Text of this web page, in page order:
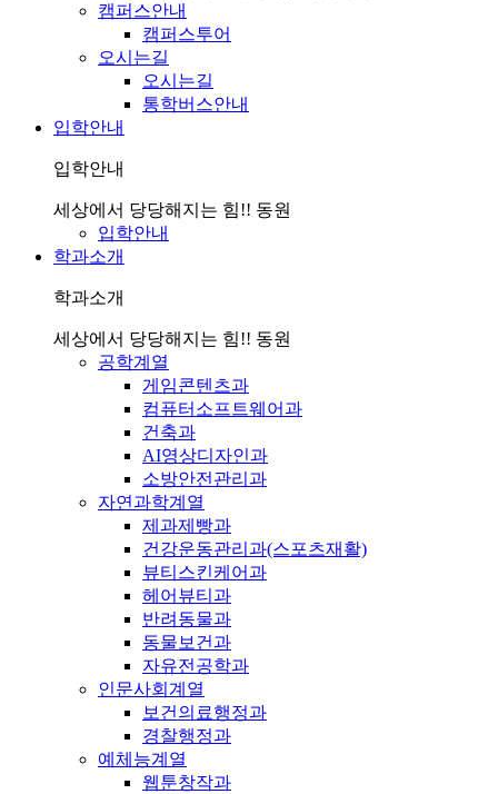
캠퍼스안내
캠퍼스투어
오시는길
오시는길
통학버스안내
입학안내
입학안내
세상에서 당당해지는 힘!! 동원
입학안내
학과소개
학과소개
세상에서 당당해지는 힘!! 동원
공학계열
게임콘텐츠과
컴퓨터소프트웨어과
건축과
AI영상디자인과
소방안전관리과
자연과학계열
제과제빵과
건강운동관리과(스포츠재활)
뷰티스킨케어과
헤어뷰티과
반려동물과
동물보건과
자유전공학과
인문사회계열
보건의료행정과
경찰행정과
예체능계열
웹툰창작과